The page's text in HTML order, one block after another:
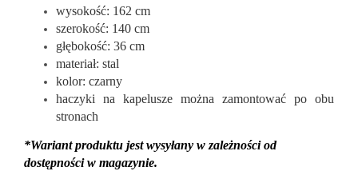
wysokość: 162 cm
szerokość: 140 cm
głębokość: 36 cm
materiał: stal
kolor: czarny
haczyki na kapelusze można zamontować po obu
stronach
*Wariant produktu jest wysyłany w zależności od
dostępności w magazynie.